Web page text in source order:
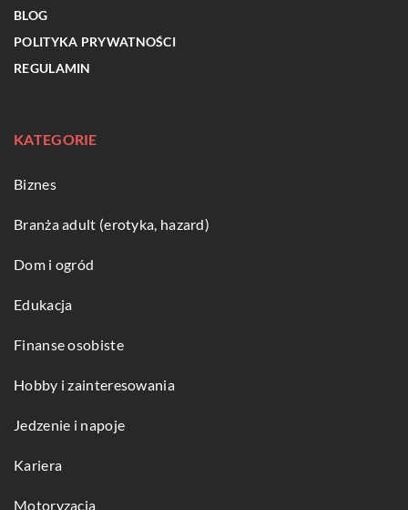
BLOG
POLITYKA PRYWATNOŚCI
REGULAMIN
KATEGORIE
Biznes
Branża adult (erotyka, hazard)
Dom i ogród
Edukacja
Finanse osobiste
Hobby i zainteresowania
Jedzenie i napoje
Kariera
Motoryzacja